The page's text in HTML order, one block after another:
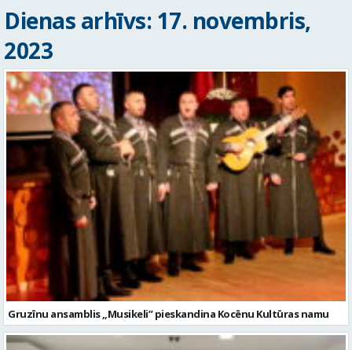
Dienas arhīvs: 17. novembris,
2023
Gruzīnu ansamblis „Musikeli” pieskandina Kocēnu Kultūras namu